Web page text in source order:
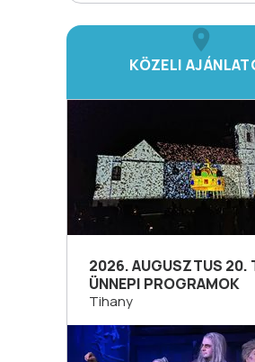
KÖZELI
2026. AUGUSZTUS 20.
ÜNNEPI PROGRAMOK
Tihany